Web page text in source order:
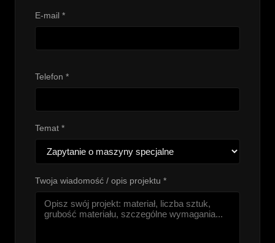
E-mail *
Telefon *
Temat *
Twoja wiadomość / opis projektu *